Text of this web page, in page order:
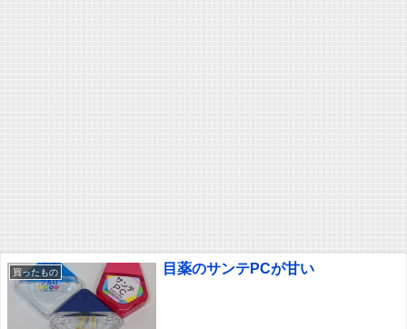
買ったもの 目薬のサンテPCが甘い